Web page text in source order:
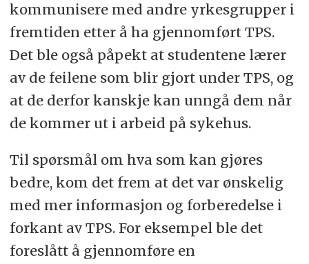
kommunisere med andre yrkesgrupper i
fremtiden etter å ha gjennomført TPS.
Det ble også påpekt at studentene lærer
av de feilene som blir gjort under TPS, og
at de derfor kanskje kan unngå dem når
de kommer ut i arbeid på sykehus.
Til spørsmål om hva som kan gjøres
bedre, kom det frem at det var ønskelig
med mer informasjon og forberedelse i
forkant av TPS. For eksempel ble det
foreslått å gjennomføre en